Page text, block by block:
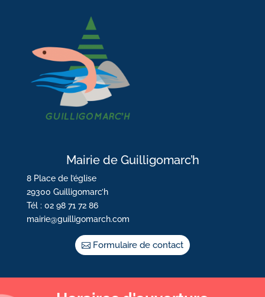
Mairie de Guilligomarc’h
8 Place de l’église
29300 Guilligomarc’h
Tél : 02 98 71 72 86
mairie@guilligomarch.com
Formulaire de contact